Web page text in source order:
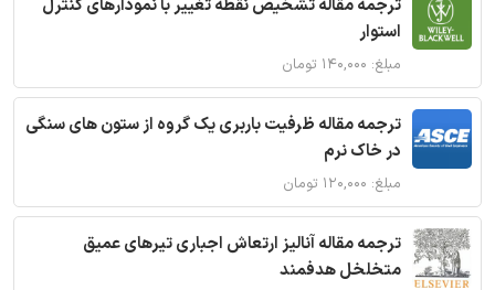
ترجمه مقاله تشخیص نقطه تغییر با نمودارهای کنترل
استوار
مبلغ: ۱۴۰,۰۰۰ تومان
ترجمه مقاله ظرفیت باربری یک گروه از ستون های سنگی
در خاک نرم
مبلغ: ۱۲۰,۰۰۰ تومان
ترجمه مقاله آنالیز ارتعاش اجباری تیرهای عمیق
متخلخل هدفمند